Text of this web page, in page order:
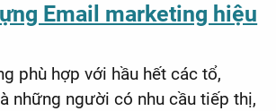
Email marketing hiệu
phù hợp với hầu hết các tổ,
những người có nhu cầu tiếp thị,